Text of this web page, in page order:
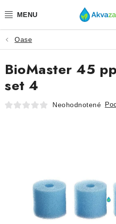
na
TECHNIKA
HNOJIVÁ
VODA
KRMIVÁ A VITAMÍNY
DEKORÁCIE
Oase
BioMaster 45
set 4
Neohodnotené